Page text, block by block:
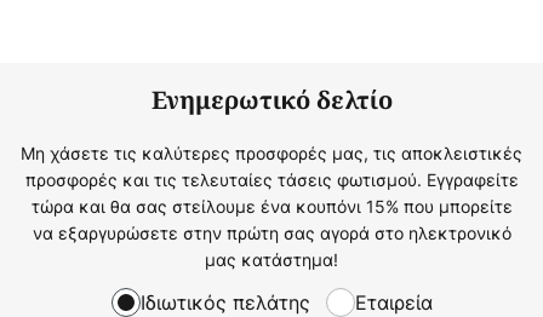
Ενημερωτικό δελτίο
Μη χάσετε τις καλύτερες προσφορές μας, τις αποκλειστικές
προσφορές και τις τελευταίες τάσεις φωτισμού. Εγγραφείτε
τώρα και θα σας στείλουμε ένα κουπόνι 15% που μπορείτε
να εξαργυρώσετε στην πρώτη σας αγορά στο ηλεκτρονικό
μας κατάστημα!
Ιδιωτικός πελάτης Εταιρεία